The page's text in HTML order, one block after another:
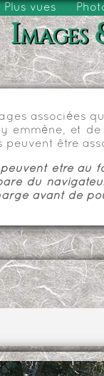
Plus vues
Images
associées
emmène, et
être
être au
du
avant de